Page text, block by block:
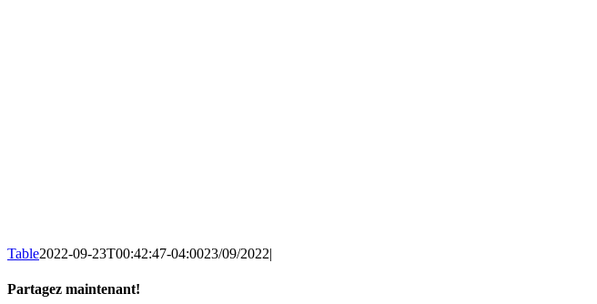
Table2022-09-23T00:42:47-04:0023/09/2022|
Partagez maintenant!